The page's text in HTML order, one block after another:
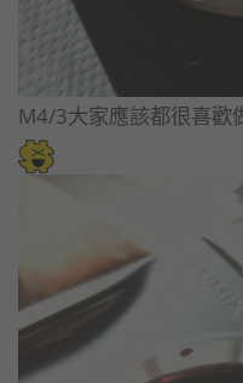
M4/3大家應該都很喜歡